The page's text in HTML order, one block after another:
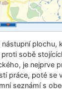
plochu,
sobě
je nejprve
práce, poté se
seznámí s